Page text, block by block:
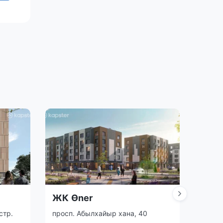
ЖК Өner
просп. Абылхайыр хана, 40